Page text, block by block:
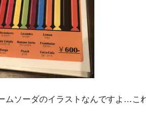
ムソーダのイラストなんですよ…こ